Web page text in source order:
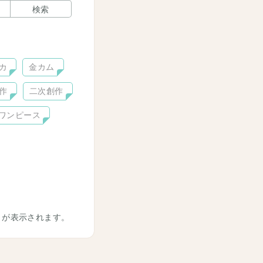
検索
金カム
二次創作
ンピース
表示されます。